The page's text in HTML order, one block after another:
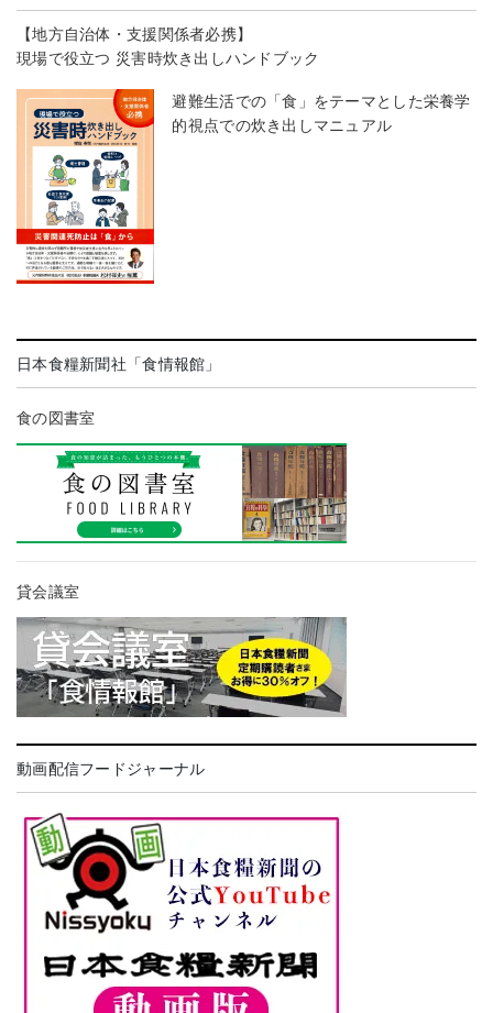
【地方自治体・支援関係者必携】
現場で役立つ 災害時炊き出しハンドブック
避難生活での「食」をテーマとした栄養学
的視点での炊き出しマニュアル
日本食糧新聞社「食情報館」
食の図書室
貸会議室
動画配信フードジャーナル